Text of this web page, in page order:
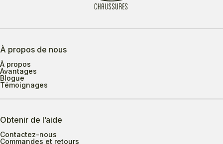
À propos de nous
À propos
Avantages
Blogue
Témoignages
Obtenir de l’aide
Contactez-nous
Commandes et retours